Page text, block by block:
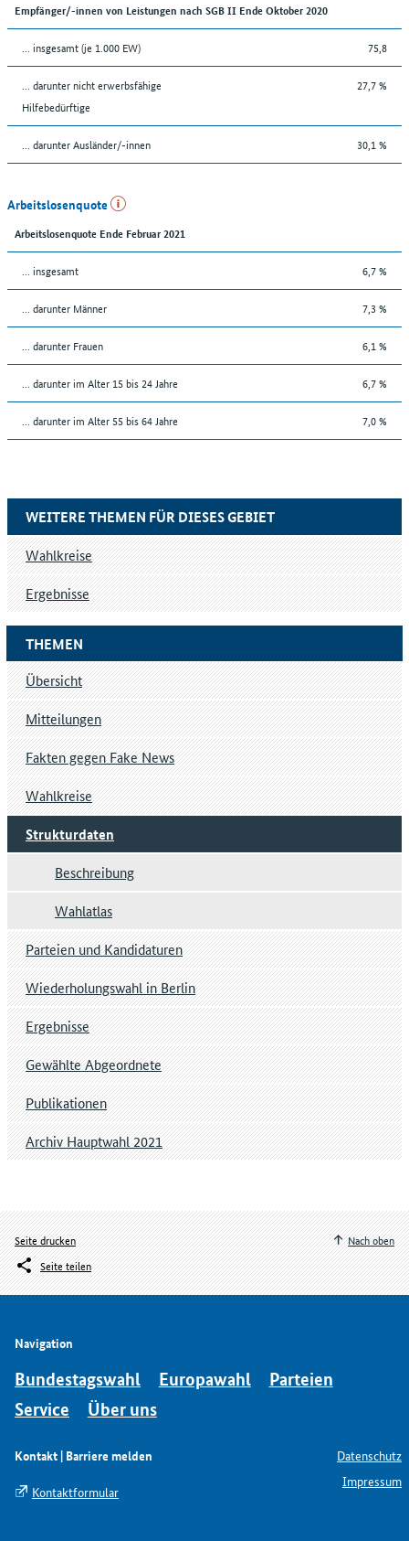
Empfänger/-innen von Leistungen nach SGB II Ende Oktober 2020
... insgesamt (je 1.000 EW) 75,8
... darunter nicht erwerbsfähige
Hilfebedürftige
27,7 %
... darunter Ausländer/-innen 30,1 %
Arbeitslosenquote
Arbeitslosenquote Ende Februar 2021
... insgesamt 6,7 %
... darunter Männer 7,3 %
... darunter Frauen 6,1 %
... darunter im Alter 15 bis 24 Jahre 6,7 %
... darunter im Alter 55 bis 64 Jahre 7,0 %
THEMEN
Übersicht
Mitteilungen
Fakten gegen Fake News
Wahlkreise
Strukturdaten
Beschreibung
Wahlatlas
Parteien und Kandidaturen
Wiederholungswahl in Berlin
Ergebnisse
Gewählte Abgeordnete
Publikationen
Archiv Hauptwahl 2021
WEITERE THEMEN FÜR DIESES GEBIET
Wahlkreise
Ergebnisse
Seite drucken
Seite teilen
Nach oben
Navigation
Bundestagswahl Europawahl
Parteien
Service
Über uns
Kontakt | Barriere melden
Kontaktformular
Datenschutz
Impressum